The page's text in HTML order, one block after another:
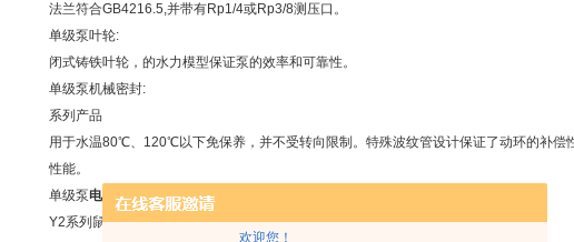
欢迎您！
法兰符合GB4216.5,并带有Rp1/4或Rp3/8测压口。
单级泵叶轮:
闭式铸铁叶轮，的水力模型保证泵的效率和可靠性。
单级泵机械密封:
系列产品
用于水温80℃、120℃以下免保养，并不受转向限制。特殊波纹管设计保证了动环的补偿
性能。
单级泵电机:
Y2系列鼠笼式交流电机。功率和型式符合IEC-Norm